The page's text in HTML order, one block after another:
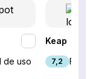
de uso
Keap
7,2